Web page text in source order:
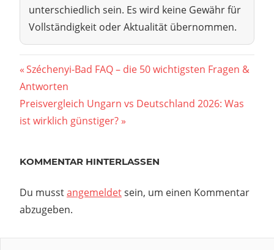
unterschiedlich sein. Es wird keine Gewähr für
Vollständigkeit oder Aktualität übernommen.
Beitragsnavigation
Vorheriger
Beitrag:
Széchenyi-Bad FAQ – die 50 wichtigsten Fragen &
Antworten
Nächster
Beitrag:
Preisvergleich Ungarn vs Deutschland 2026: Was
ist wirklich günstiger?
KOMMENTAR HINTERLASSEN
Du musstangemeldetsein, um einen Kommentar
abzugeben.